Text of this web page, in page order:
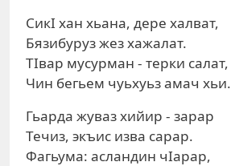
СикI хан хьана, дере халват,
Бязибуруз жез хажалат.
ТIвар мусурман - терки салат,
Чин бегьем чуьхуьз амач хьи.
Гьарда жуваз хийир - зарар
Течиз, экъис изва сарар.
Фагьума: асландин чIарар,